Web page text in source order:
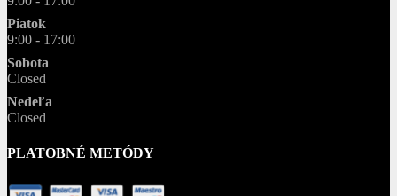
Piatok
9:00 - 17:00
Sobota
Closed
Nedeľa
Closed
PLATOBNÉ METÓDY